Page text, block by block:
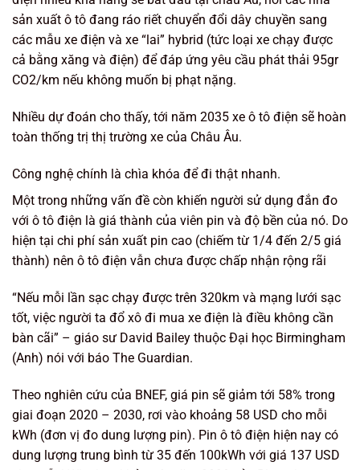
sản xuất ô tô đang ráo riết chuyển đổi dây chuyền sang
các mẫu xe điện và xe “lai” hybrid (tức loại xe chạy được
cả bằng xăng và điện) để đáp ứng yêu cầu phát thải 95gr
CO2/km nếu không muốn bị phạt nặng.
Nhiều dự đoán cho thấy, tới năm 2035 xe ô tô điện sẽ hoàn
toàn thống trị thị trường xe của Châu Âu.
Công nghệ chính là chìa khóa để đi thật nhanh.
Một trong những vấn đề còn khiến người sử dụng đắn đo
với ô tô điện là giá thành của viên pin và độ bền của nó. Do
hiện tại chi phí sản xuất pin cao (chiếm từ 1/4 đến 2/5 giá
thành) nên ô tô điện vẫn chưa được chấp nhận rộng rãi
“Nếu mỗi lần sạc chạy được trên 320km và mạng lưới sạc
tốt, việc người ta đổ xô đi mua xe điện là điều không cần
bàn cãi” – giáo sư David Bailey thuộc Đại học Birmingham
(Anh) nói với báo The Guardian.
Theo nghiên cứu của BNEF, giá pin sẽ giảm tới 58% trong
giai đoạn 2020 – 2030, rơi vào khoảng 58 USD cho mỗi
kWh (đơn vị đo dung lượng pin). Pin ô tô điện hiện nay có
dung lượng trung bình từ 35 đến 100kWh với giá 137 USD